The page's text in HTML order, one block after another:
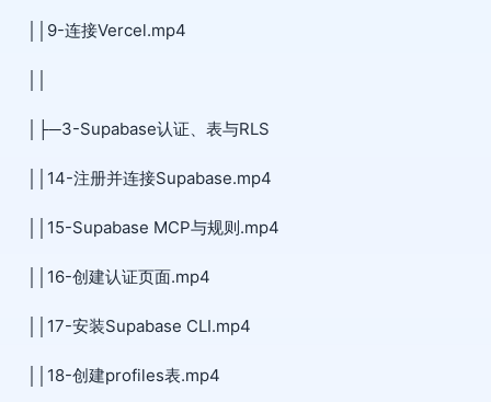
││9-连接Vercel.mp4
│├─3-Supabase认证、表与RLS
││14-注册并连接Supabase.mp4
││15-Supabase MCP与规则.mp4
││16-创建认证页面.mp4
││17-安装Supabase CLI.mp4
││18-创建profiles表.mp4